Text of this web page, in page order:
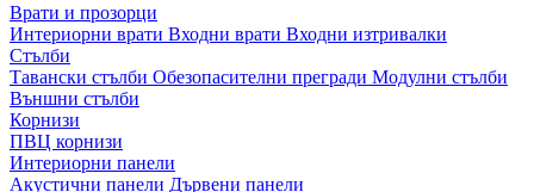
Врати и прозорци
Интериорни врати Входни врати Входни изтривалки
Стълби
Тавански стълби Обезопасителни прегради Модулни стълби
Външни стълби
Корнизи
ПВЦ корнизи
Интериорни панели
Акустични панели Дървени панели